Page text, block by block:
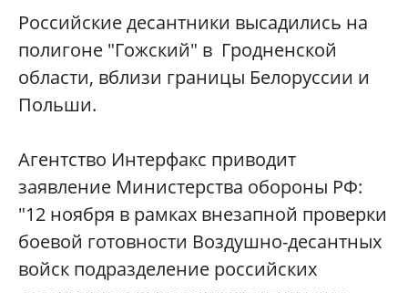
Российские десантники высадились на
полигоне "Гожский" в Гродненской
области, вблизи границы Белоруссии и
Польши.
Агентство Интерфакс приводит
заявление Министерства обороны РФ:
"12 ноября в рамках внезапной проверки
боевой готовности Воздушно-десантных
войск подразделение российских